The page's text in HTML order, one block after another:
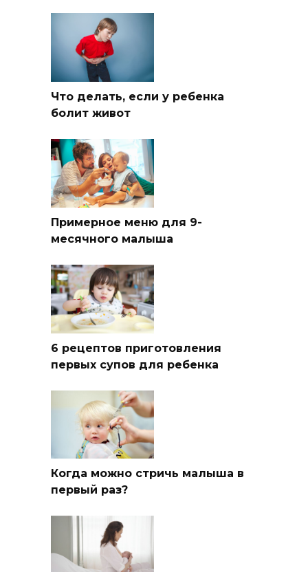
Что делать, если у ребенка
болит живот
Примерное меню для 9-
месячного малыша
6 рецептов приготовления
первых супов для ребенка
Когда можно стричь малыша в
первый раз?